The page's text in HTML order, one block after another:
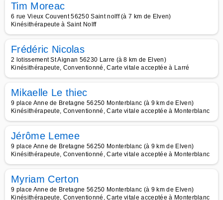
Tim Moreac
6 rue Vieux Couvent 56250 Saint nolff (à 7 km de Elven)
Kinésithérapeute à Saint Nolff
Frédéric Nicolas
2 lotissement St Aignan 56230 Larre (à 8 km de Elven)
Kinésithérapeute, Conventionné, Carte vitale acceptée à Larré
Mikaelle Le thiec
9 place Anne de Bretagne 56250 Monterblanc (à 9 km de Elven)
Kinésithérapeute, Conventionné, Carte vitale acceptée à Monterblanc
Jérôme Lemee
9 place Anne de Bretagne 56250 Monterblanc (à 9 km de Elven)
Kinésithérapeute, Conventionné, Carte vitale acceptée à Monterblanc
Myriam Certon
9 place Anne de Bretagne 56250 Monterblanc (à 9 km de Elven)
Kinésithérapeute, Conventionné, Carte vitale acceptée à Monterblanc